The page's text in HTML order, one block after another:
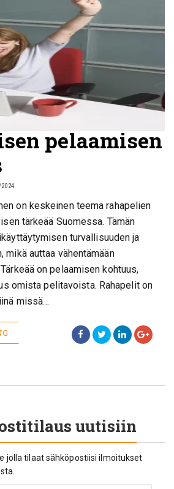
pelaamisen
on keskeinen teema rahapelien
tärkeää Suomessa. Tämän
turvallisuuden ja
mikä auttaa vähentämään
on pelaamisen kohtuus,
omista pelitavoista. Rahapelit on
missä…
uutisiin
jolla tilaat sähköpostiisi ilmoitukset